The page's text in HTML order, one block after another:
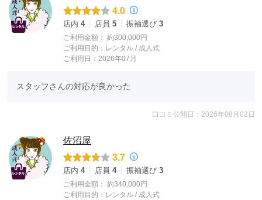
4.0
店内 4 店員 5 振袖選び 3
ご利用金額： 約300,000円
ご利用目的： レンタル / 成人式
ご利用日：2026年07月
スタッフさんの対応が良かった
口コミ公開日：2026年08月02日
佐沼屋
3.7
店内 4 店員 4 振袖選び 3
ご利用金額： 約340,000円
ご利用目的： レンタル / 成人式